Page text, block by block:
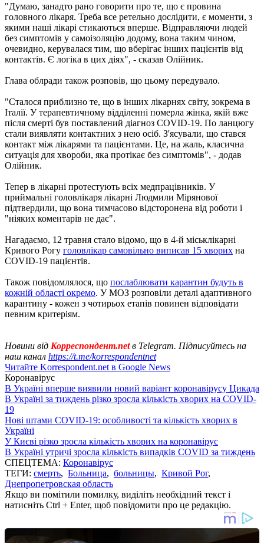
"Думаю, занадто рано говорити про те, що є провина
головного лікаря. Треба все ретельно дослідити, є моменти, з
якими наші лікарі стикаються вперше. Відправляючи людей
без симптомів у самоізоляцію додому, вона таким чином,
очевидно, керувалася тим, що вберігає інших пацієнтів від
контактів. Є логіка в цих діях", - сказав Олійник.
Глава облради також розповів, що цьому передувало.
"Сталося приблизно те, що в інших лікарнях світу, зокрема в
Італії. У терапевтичному відділенні померла жінка, якій вже
після смерті був поставлений діагноз COVID-19. По ланцюгу
стали виявляти контактних з нею осіб. З'ясували, що стався
контакт між лікарями та пацієнтами. Це, на жаль, класична
ситуація для хвороби, яка протікає без симптомів", - додав
Олійник.
Тепер в лікарні протестують всіх медпрацівників. У
приймальні головлікаря лікарні Людмили Мірянової
підтвердили, що вона тимчасово відсторонена від роботи і
"ніяких коментарів не дає".
Нагадаємо, 12 травня стало відомо, що в 4-й міськлікарні
Кривого Рогу головлікар самовільно виписав 15 хворих на
COVID-19 пацієнтів.
Також повідомлялося, що послаблювати карантин будуть в
кожній області окремо. У МОЗ розповіли деталі адаптивного
карантину - кожен з чотирьох етапів повинен відповідати
певним критеріям.
Новини від Корреспондент.netв Telegram. Підписуйтесь на
наш канал https://t.me/korrespondentnet
Читайте Korrespondent.net в Google News
Коронавірус
В Україні вперше виявили новий варіант коронавірусу Цикада
В Україні за тиждень різко зросла кількість хворих на COVID-
19
Нові штами COVID-19: особливості та кількість хворих в
Україні
У Києві різко зросла кількість хворих на коронавірус
В Україні утричі зросла кількість випадків COVID за тиждень
СПЕЦТЕМА: Коронавірус
ТЕГИ: смерть, Больница, больницы, Кривой Рог,
Днепропетровская область
Якщо ви помітили помилку, виділіть необхідний текст і
натисніть Ctrl + Enter, щоб повідомити про це редакцію.